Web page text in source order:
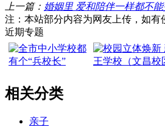
上一篇： 婚姻里 爱和陪伴一样都不能
注：本站部分内容为网友上传，如有
近期专题
相关分类
亲子